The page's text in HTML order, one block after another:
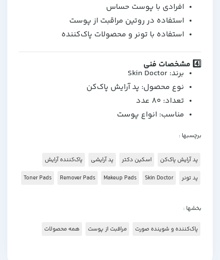
افرادی با پوست حساس
استفاده در روتین مراقبت از پوست
استفاده با تونر و محصولات پاک‌کننده
4️⃣ مشخصات فنی
برند: Skin Doctor
نوع محصول: پد آرایش پاک‌کن
تعداد: ۸۰ عدد
مناسب: انواع پوست
برچسبها :
پد آرایش پاک‌کن اسکین دکتر پد آرایشی پاک‌کننده آرایش
پد تونر Skin Doctor
Makeup Pads
Remover Pads
Toner Pads
بخشها :
پاک‌کننده و شوینده صورت مراقبت از پوست همه محصولات